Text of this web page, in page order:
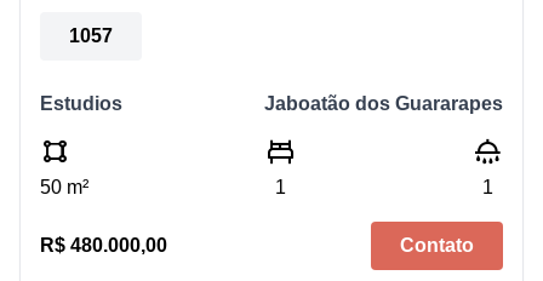
1057
Estudios Jaboatão dos Guararapes
50 m² 1 1
R$ 480.000,00 Contato